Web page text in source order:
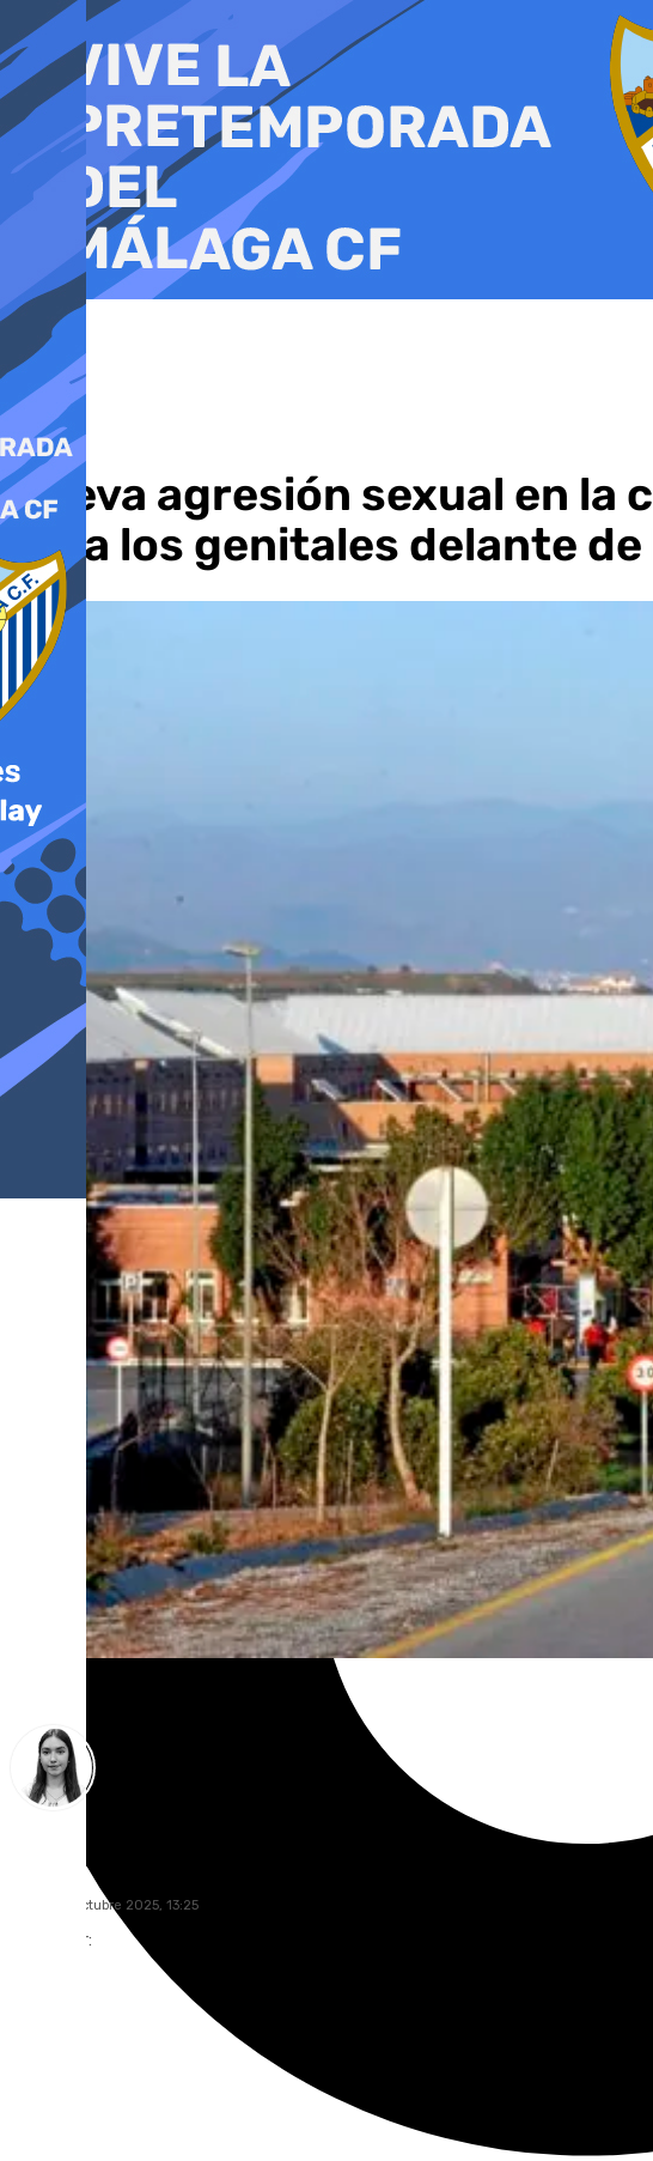
al
contenido
Nueva agresión sexual en la
toca los genitales delante de
lunes, 20 octubre 2025, 13:25
Compartir: